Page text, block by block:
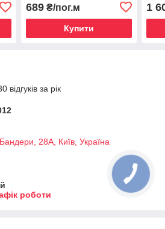
689₴/пог.м
Купити
1
за рік
28А, Київ, Україна
роботи